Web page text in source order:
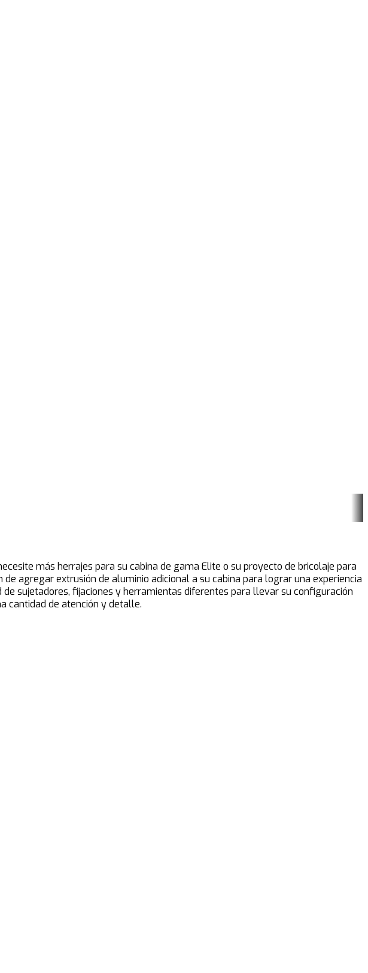
más herrajes para su cabina de gama Elite o su proyecto de bricolaje para
agregar extrusión de aluminio adicional a su cabina para lograr una experiencia
sujetadores, fijaciones y herramientas diferentes para llevar su configuración
cantidad de atención y detalle.